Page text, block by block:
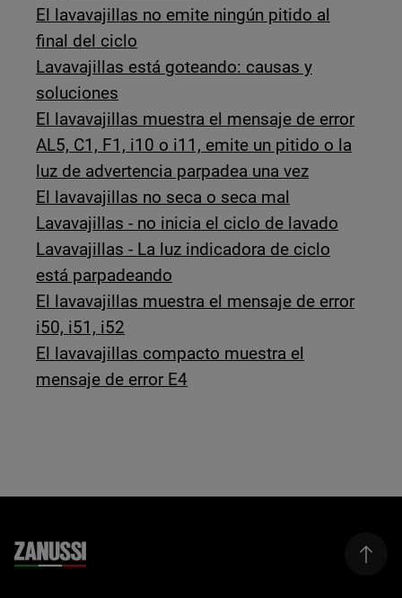
El lavavajillas no emite ningún pitido al
final del ciclo
Lavavajillas está goteando: causas y
soluciones
El lavavajillas muestra el mensaje de error
AL5, C1, F1, i10 o i11, emite un pitido o la
luz de advertencia parpadea una vez
El lavavajillas no seca o seca mal
Lavavajillas - no inicia el ciclo de lavado
Lavavajillas - La luz indicadora de ciclo
está parpadeando
El lavavajillas muestra el mensaje de error
i50, i51, i52
El lavavajillas compacto muestra el
mensaje de error E4